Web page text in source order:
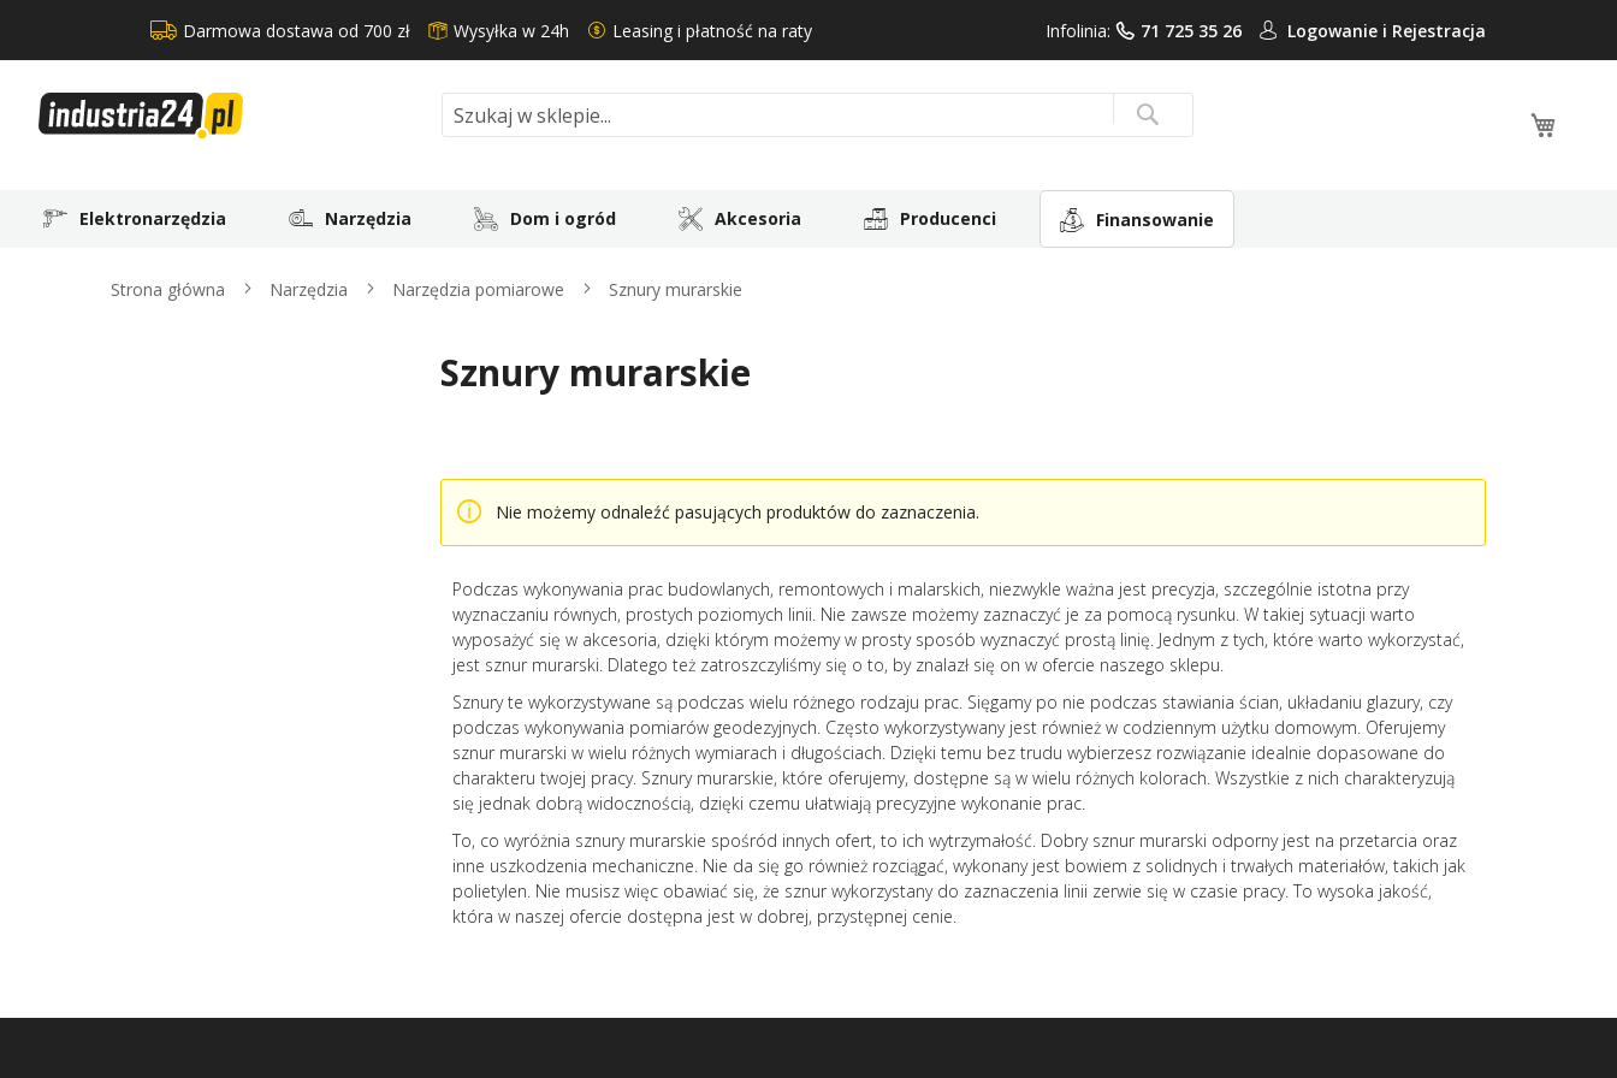
Darmowa dostawa od 700 zł Wysyłka w 24h Leasing i płatność na raty Infolinia: 71 725 35 26 Logowanie i Rejestracja
Search Search
Elektronarzędzia Narzędzia Dom i ogród Akcesoria Producenci Finansowanie
Strona główna Narzędzia Narzędzia pomiarowe Sznury murarskie
Sznury murarskie
Nie możemy odnaleźć pasujących produktów do zaznaczenia.
Podczas wykonywania prac budowlanych, remontowych i malarskich, niezwykle ważna jest precyzja, szczególnie istotna przy
wyznaczaniu równych, prostych poziomych linii. Nie zawsze możemy zaznaczyć je za pomocą rysunku. W takiej sytuacji warto
wyposażyć się w akcesoria, dzięki którym możemy w prosty sposób wyznaczyć prostą linię. Jednym z tych, które warto wykorzystać,
jest sznur murarski. Dlatego też zatroszczyliśmy się o to, by znalazł się on w ofercie naszego sklepu.
Sznury te wykorzystywane są podczas wielu różnego rodzaju prac. Sięgamy po nie podczas stawiania ścian, układaniu glazury, czy
podczas wykonywania pomiarów geodezyjnych. Często wykorzystywany jest również w codziennym użytku domowym. Oferujemy
sznur murarski w wielu różnych wymiarach i długościach. Dzięki temu bez trudu wybierzesz rozwiązanie idealnie dopasowane do
charakteru twojej pracy. Sznury murarskie, które oferujemy, dostępne są w wielu różnych kolorach. Wszystkie z nich charakteryzują
się jednak dobrą widocznością, dzięki czemu ułatwiają precyzyjne wykonanie prac.
To, co wyróżnia sznury murarskie spośród innych ofert, to ich wytrzymałość. Dobry sznur murarski odporny jest na przetarcia oraz
inne uszkodzenia mechaniczne. Nie da się go również rozciągać, wykonany jest bowiem z solidnych i trwałych materiałów, takich jak
polietylen. Nie musisz więc obawiać się, że sznur wykorzystany do zaznaczenia linii zerwie się w czasie pracy. To wysoka jakość,
która w naszej ofercie dostępna jest w dobrej, przystępnej cenie.